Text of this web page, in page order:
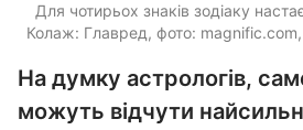
Для чотирьох знаків зодіаку
Колаж: Главред, фото:
На думку астрологів,
можуть відчути